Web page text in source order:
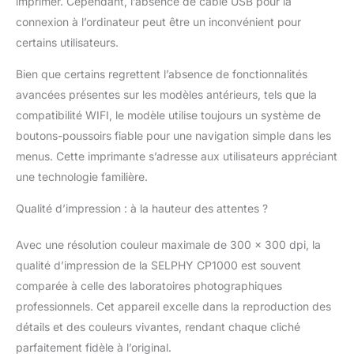
directe Imprimez sans
l'application SELPHY
Photo Layout et
connectez-vous via
Wi-Fi à d'autres
appareils intelligents,
ordinateurs et appareils
appareils photo et clés
photos avec des
tampons, des filtres,
des superpositions de
motifs, des codes QR
et bien plus encore, et
partagez-les avec vos
amis et votre famille
connexion à l’ordinateur peut être un inconvénient pour
certains utilisateurs.
Bien que certains regrettent l’absence de fonctionnalités
avancées présentes sur les modèles antérieurs, tels que la
compatibilité WIFI, le modèle utilise toujours un système de
boutons-poussoirs fiable pour une navigation simple dans les
menus. Cette imprimante s’adresse aux utilisateurs appréciant
une technologie familière.
Qualité d’impression : à la hauteur des attentes ?
Avec une résolution couleur maximale de 300 x 300 dpi, la
qualité d’impression de la SELPHY CP1000 est souvent
comparée à celle des laboratoires photographiques
professionnels. Cet appareil excelle dans la reproduction des
détails et des couleurs vivantes, rendant chaque cliché
parfaitement fidèle à l’original.